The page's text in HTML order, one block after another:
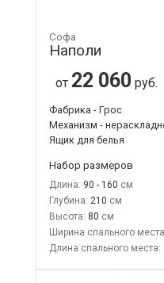
Софа
Наполи
от 22 060 руб.
Фабрика - Грос
Механизм -
Ящик для белья
Набор размеров
Длина: 90 - 160
Глубина: 210
Высота: 80
Ширина спального
Длина спального места: